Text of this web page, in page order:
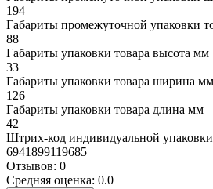
194
Габариты промежуточной упаковки
88
Габариты упаковки товара высота мм
33
Габариты упаковки товара ширина мм
126
Габариты упаковки товара длина мм
42
Штрих-код индивидуальной упаковки
6941899119685
Отзывов: 0
Средняя оценка: 0.0